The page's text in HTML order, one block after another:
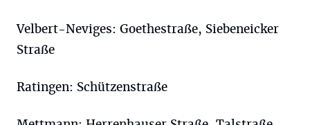
Velbert-Neviges: Goethestraße, Siebeneicker
Straße
Ratingen: Schützenstraße